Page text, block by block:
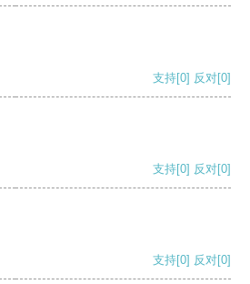
支持[0] 反对[0]
支持[0] 反对[0]
支持[0] 反对[0]